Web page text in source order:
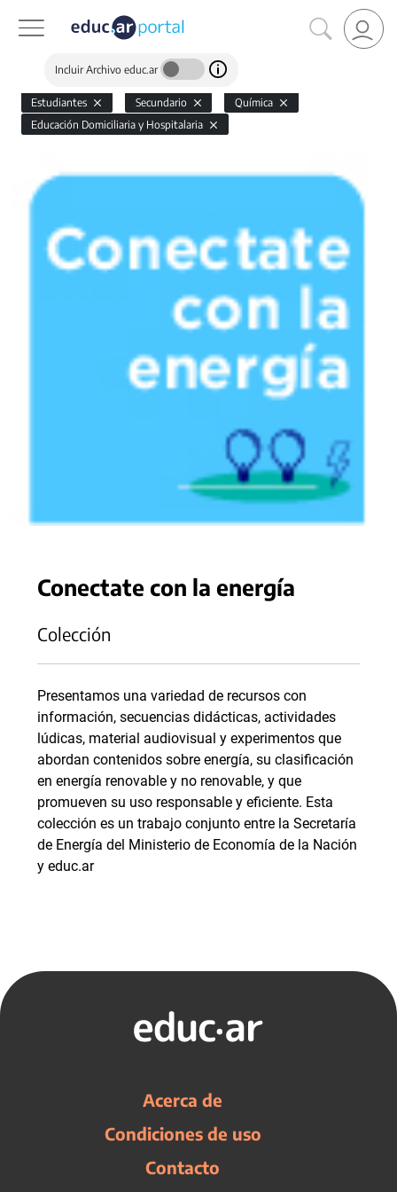
Incluir Archivo educ.ar
Estudiantes Secundario
Química
Educación Domiciliaria y Hospitalaria
Conectate con la energía
Colección
Presentamos una variedad de recursos con
información, secuencias didácticas, actividades
lúdicas, material audiovisual y experimentos que
abordan contenidos sobre energía, su clasificación
en energía renovable y no renovable, y que
promueven su uso responsable y eficiente. Esta
colección es un trabajo conjunto entre la Secretaría
de Energía del Ministerio de Economía de la Nación
y educ.ar
Acerca de
Condiciones de uso
Contacto